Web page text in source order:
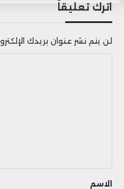
بنسبة 0.18% ليصل إلى 105.02 نقطة.
اترك تعليقاً
لن يتم نشر عنوان بريدك
ق
الاسم